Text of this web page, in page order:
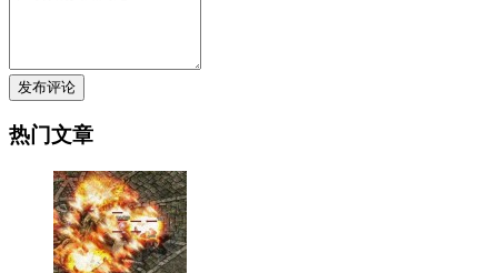
发布评论
热门文章